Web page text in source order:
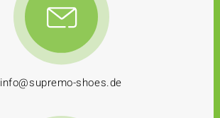
info@supremo-shoes.de